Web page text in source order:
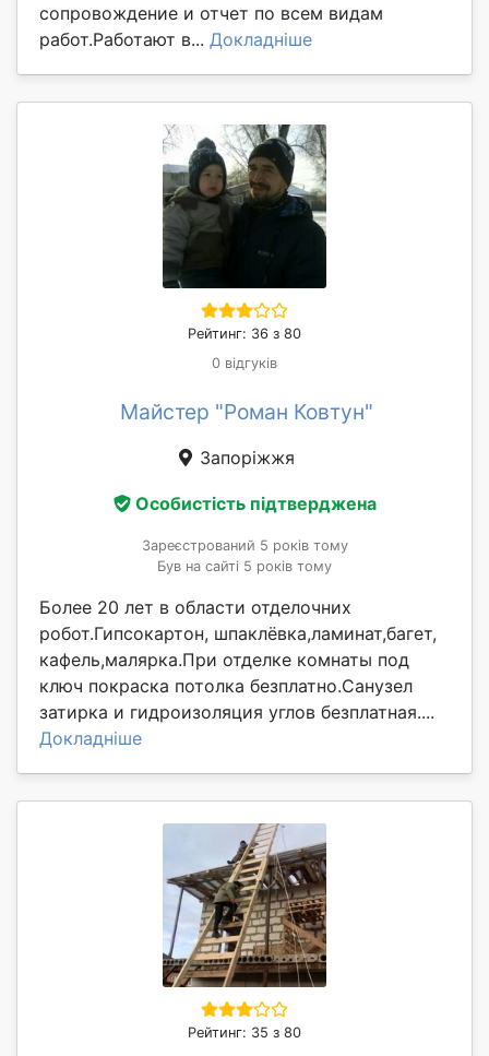
сопровождение и отчет по всем видам
работ.Работают в... Докладніше
Рейтинг: 36 з 80
0 відгуків
Майстер "Роман Ковтун"
Запоріжжя
Особистість підтверджена
Зареєстрований 5 років тому
Був на сайті 5 років тому
Более 20 лет в области отделочних
робот.Гипсокартон, шпаклёвка,ламинат,багет,
кафель,малярка.При отделке комнаты под
ключ покраска потолка безплатно.Санузел
затирка и гидроизоляция углов безплатная....
Докладніше
Рейтинг: 35 з 80